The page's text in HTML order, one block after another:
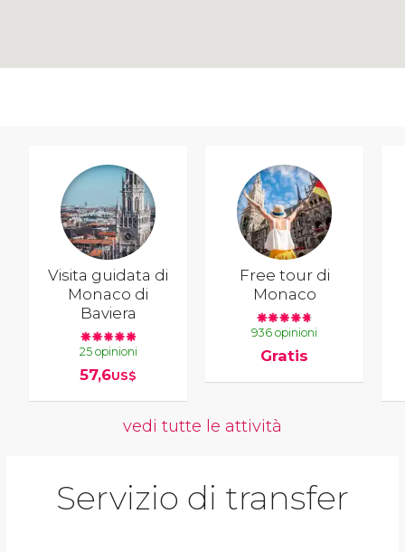
Visita guidata di
Monaco di
Baviera
25 opinioni
57,6US$
Free tour di
Monaco
936 opinioni
Gratis
vedi tutte le attività
Servizio di transfer